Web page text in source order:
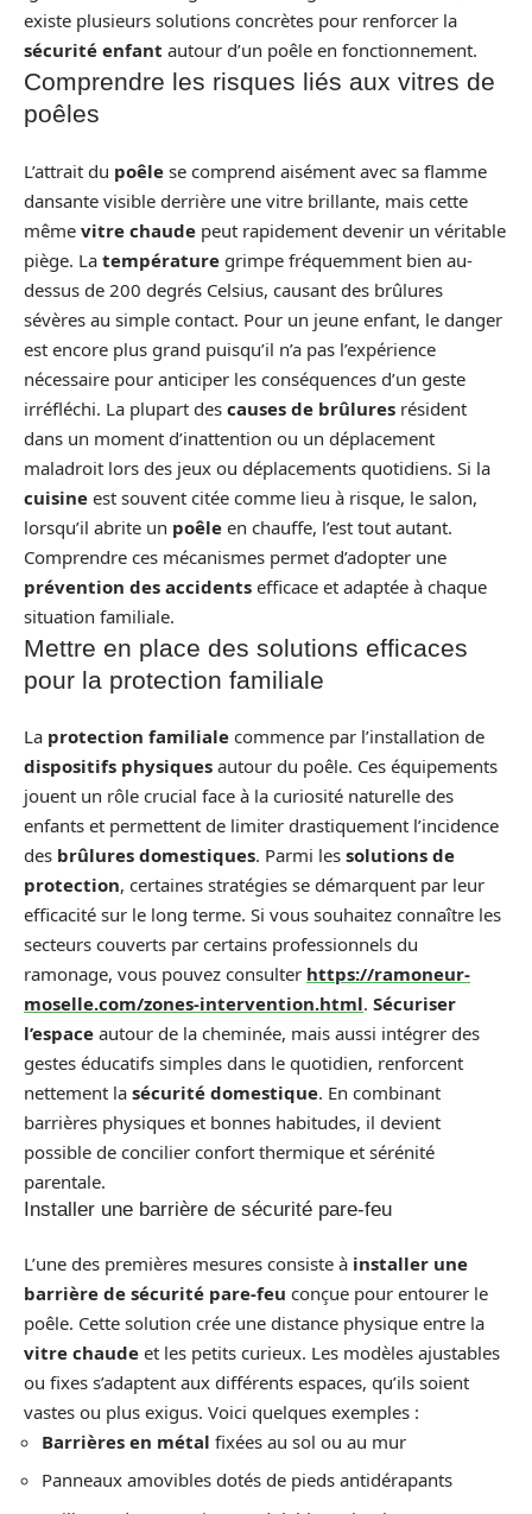
existe plusieurs solutions concrètes pour renforcer la
sécurité enfant autour d’un poêle en fonctionnement.
Comprendre les risques liés aux vitres de
poêles
L’attrait du poêle se comprend aisément avec sa flamme
dansante visible derrière une vitre brillante, mais cette
même vitre chaude peut rapidement devenir un véritable
piège. La température grimpe fréquemment bien au-
dessus de 200 degrés Celsius, causant des brûlures
sévères au simple contact. Pour un jeune enfant, le danger
est encore plus grand puisqu’il n’a pas l’expérience
nécessaire pour anticiper les conséquences d’un geste
irréfléchi. La plupart des causes de brûlures résident
dans un moment d’inattention ou un déplacement
maladroit lors des jeux ou déplacements quotidiens. Si la
cuisine est souvent citée comme lieu à risque, le salon,
lorsqu’il abrite un poêle en chauffe, l’est tout autant.
Comprendre ces mécanismes permet d’adopter une
prévention des accidents efficace et adaptée à chaque
situation familiale.
Mettre en place des solutions efficaces
pour la protection familiale
La protection familiale commence par l’installation de
dispositifs physiques autour du poêle. Ces équipements
jouent un rôle crucial face à la curiosité naturelle des
enfants et permettent de limiter drastiquement l’incidence
des brûlures domestiques. Parmi les solutions de
protection, certaines stratégies se démarquent par leur
efficacité sur le long terme. Si vous souhaitez connaître les
secteurs couverts par certains professionnels du
ramonage, vous pouvez consulter https://ramoneur-
moselle.com/zones-intervention.html. Sécuriser
l’espace autour de la cheminée, mais aussi intégrer des
gestes éducatifs simples dans le quotidien, renforcent
nettement la sécurité domestique. En combinant
barrières physiques et bonnes habitudes, il devient
possible de concilier confort thermique et sérénité
parentale.
Installer une barrière de sécurité pare-feu
L’une des premières mesures consiste à installer une
barrière de sécurité pare-feu conçue pour entourer le
poêle. Cette solution crée une distance physique entre la
vitre chaude et les petits curieux. Les modèles ajustables
ou fixes s’adaptent aux différents espaces, qu’ils soient
vastes ou plus exigus. Voici quelques exemples :
Barrières en métal fixées au sol ou au mur
Panneaux amovibles dotés de pieds antidérapants